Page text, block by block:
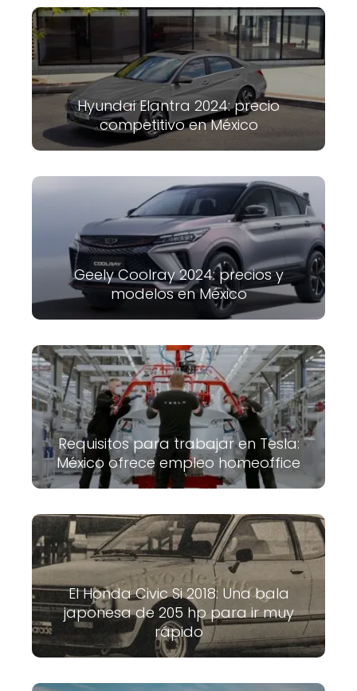
Hyundai Elantra 2024: precio
competitivo en México
Geely Coolray 2024: precios y
modelos en México
Requisitos para trabajar en Tesla:
México ofrece empleo homeoffice
El Honda Civic Si 2018: Una bala
japonesa de 205 hp para ir muy
rápido